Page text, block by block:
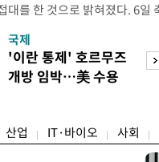
대를 한 것으로 밝혀졌다. 6일
원실은 축구협회가 2011~2012
접대한 사실을 확인했다. 당시
독관 등 10여 명에게 한 번에
원이 넘는 돈을 성
국제
'이란 통제' 호르무즈
개방 임박…美 수용
산업 IT·바이오 사회